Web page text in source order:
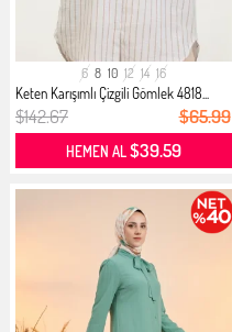
6 8 10 12 14 16
Keten Karışımlı Çizgili Gömlek 4818...
$142.67 $65.99
HEMEN AL$39.59